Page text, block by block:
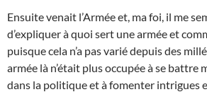
Ensuite venait l’Armée et, ma foi, il me
d’expliquer à quoi sert une armée et
puisque cela n’a pas varié depuis des
armée là n’était plus occupée à se battre
dans la politique et à fomenter intrigues